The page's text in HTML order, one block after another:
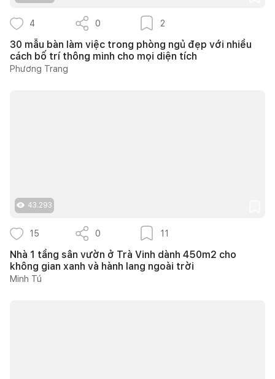
4 0 2
30 mẫu bàn làm việc trong phòng ngủ đẹp với nhiều
cách bố trí thông minh cho mọi diện tích
Phương Trang
43.293
15 0 11
Nhà 1 tầng sân vườn ở Trà Vinh dành 450m2 cho
không gian xanh và hành lang ngoài trời
Minh Tú